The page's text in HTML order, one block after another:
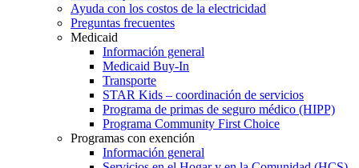
Ayuda con los costos de la electricidad
Preguntas frecuentes
Medicaid
Información general
Medicaid Buy-In
Transporte
STAR Kids – coordinación de servicios
Programa de primas de seguro médico (HIPP)
Programa Community First Choice
Programas con exención
Información general